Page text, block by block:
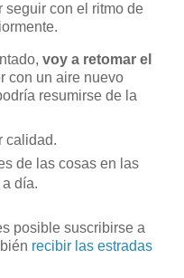
seguir con el ritmo de
voy a retomar el
con un aire nuevo
resumirse de la
calidad.
de las cosas en las
día.
posible suscribirse a
recibir las estradas